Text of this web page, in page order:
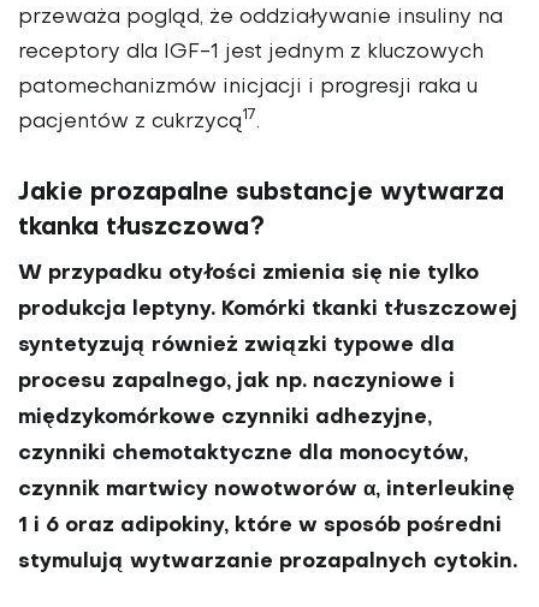
przeważa pogląd, że oddziaływa­nie insuliny na
receptory dla IGF-1 jest jednym z kluczowych
pato­mechanizmów inicjacji i progresji raka u
pacjentów z cukrzycą17.
Jakie prozapalne substancje wytwarza
tkanka tłuszczowa?
W przypadku otyłości zmienia się nie tylko
produkcja leptyny. Komórki tkanki tłuszczowej
syntetyzują również związki typowe dla
procesu zapalnego, jak np. naczyniowe i
międzykomór­kowe czynniki adhezyjne,
czynniki chemotaktyczne dla monocytów,
czynnik martwicy nowotworów α, interleukinę
1 i 6 oraz adipokiny, które w sposób pośredni
sty­mulują wytwarzanie prozapalnych cytokin.